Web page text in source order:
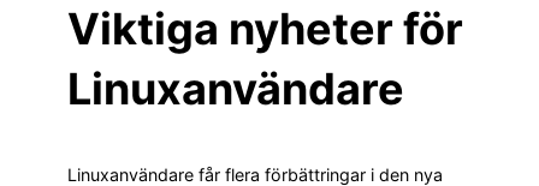
Viktiga nyheter för
Linuxanvändare
Linuxanvändare får flera förbättringar i den nya